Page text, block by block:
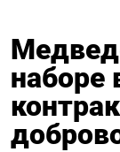
наборе